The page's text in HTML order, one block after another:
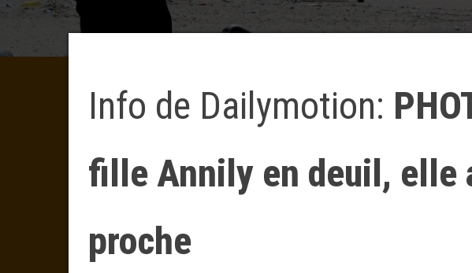
Info de Dailymotion:
fille Annily en deuil, elle
proche